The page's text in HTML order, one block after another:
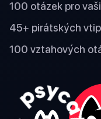
100 otázek pro
45+ pirátských
100 vztahových